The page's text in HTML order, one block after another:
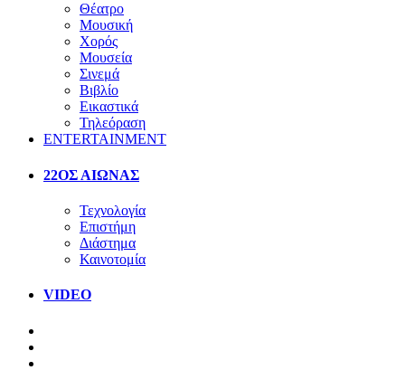
Θέατρο
Μουσική
Χορός
Μουσεία
Σινεμά
Βιβλίο
Εικαστικά
Τηλεόραση
ENTERTAINMENT
22ΟΣ ΑΙΩΝΑΣ
Τεχνολογία
Επιστήμη
Διάστημα
Καινοτομία
VIDEO